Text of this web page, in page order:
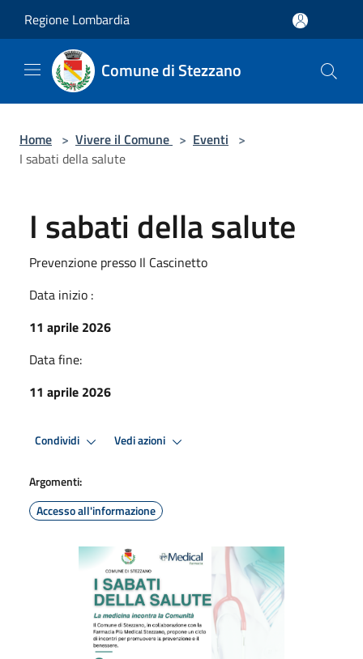
Regione Lombardia
Comune di Stezzano
Home > Vivere il Comune > Eventi >
I sabati della salute
I sabati della salute
Prevenzione presso Il Cascinetto
Data inizio :
11 aprile 2026
Data fine:
11 aprile 2026
Condividi Vedi azioni
Argomenti:
Accesso all'informazione